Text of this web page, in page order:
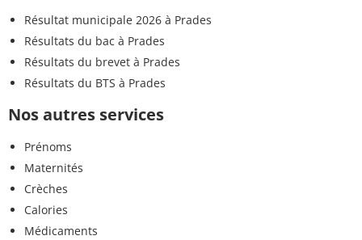
Résultat municipale 2026 à Prades
Résultats du bac à Prades
Résultats du brevet à Prades
Résultats du BTS à Prades
Nos autres services
Prénoms
Maternités
Crèches
Calories
Médicaments